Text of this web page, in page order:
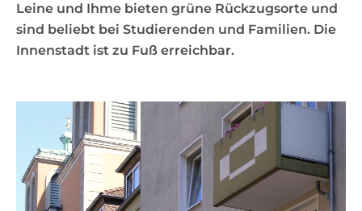
Leine und Ihme bieten grüne Rückzugsorte und
sind beliebt bei Studierenden und Familien. Die
Innenstadt ist zu Fuß erreichbar.